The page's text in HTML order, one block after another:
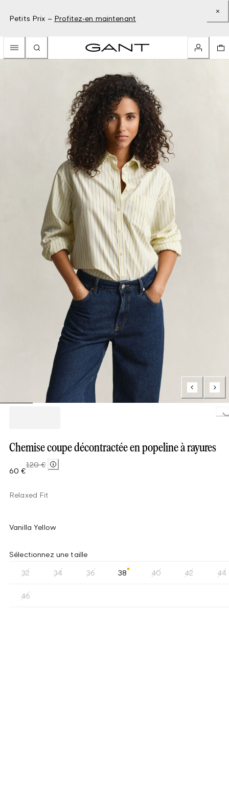
Petits Prix – Profitez-en maintenant
Loading...
Chemise coupe décontractée en popeline à rayures
60 €
120 €
Relaxed Fit
Vanilla Yellow
Sélectionnez une taille
32 34 36 38 40 42 44
46